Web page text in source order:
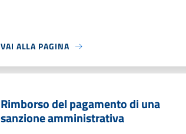
VAI ALLA PAGINA
Rimborso del pagamento di una
sanzione amministrativa